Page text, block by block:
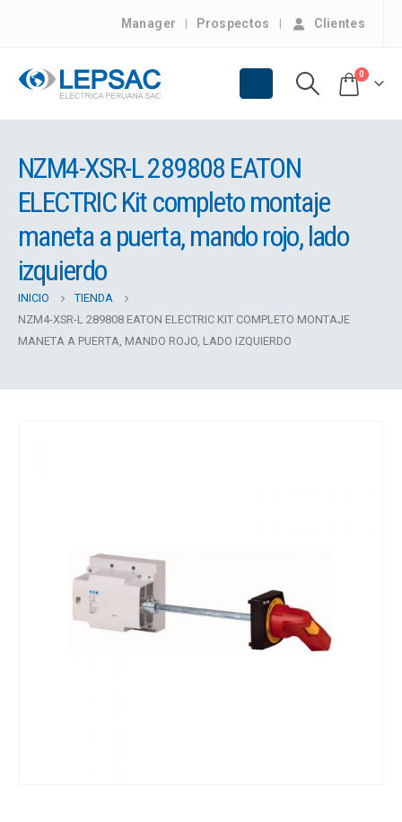
Manager Prospectos Clientes
0
NZM4-XSR-L 289808 EATON
ELECTRIC Kit completo montaje
maneta a puerta, mando rojo, lado
izquierdo
INICIO
TIENDA
NZM4-XSR-L 289808 EATON ELECTRIC KIT COMPLETO MONTAJE
MANETA A PUERTA, MANDO ROJO, LADO IZQUIERDO